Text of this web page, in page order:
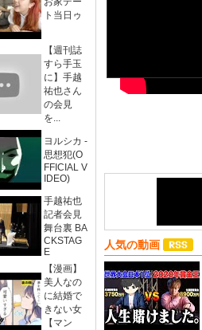
ト当日ゥ
【週刊誌
すら手玉
に】手越
祐也さん
の会見
を...
ヨルシカ -
思想犯(O
FFICIAL V
IDEO)
手越祐也
記者会見
舞台裏 BA
CKSTAG
E
【漫画】
美人なの
に結婚で
きない女
【マン
人気の動画